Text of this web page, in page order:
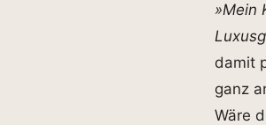
»Mein
damit
ganz
Wäre